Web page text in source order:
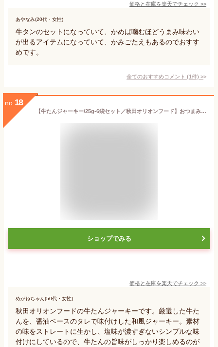
価格と在庫を楽天でチェック >>
あやなみ(20代・女性)
牛タンのセットになっていて、かめば噛むほどうまみ味わい
が出るアイテムになっていて、かみごたえもあるのでおすす
めです。
全てのおすすめコメント (1件) >
no. 18
【牛たんジャーキー/25g-6袋セット／秋田オリオンフード】おつまみ 珍味 牛タン 牛たん 牛タンジャーキー ジャーキー ビーフジャーキー 土産
ショップでみる
価格と在庫を楽天でチェック >>
めがねちゃん(50代・女性)
秋田オリオンフードの牛たんジャーキーです。厳選した牛た
んを、醤油ベースのタレで味付けした和風ジャーキー。素材
の味をストレートに生かし、塩味が濃すぎないシンプルな味
付けにしているので、牛たんの旨味がしっかり楽しめるのが